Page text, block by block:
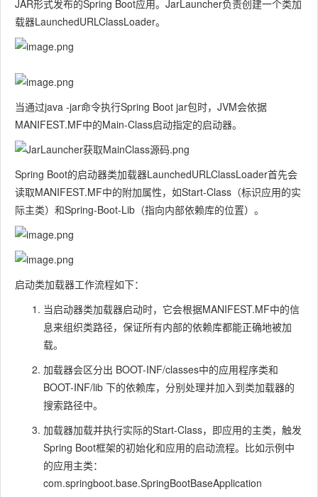
JAR形式发布的Spring Boot应用。 JarLauncher负责创建一个类加
载器LaunchedURLClassLoader。
当通过java -jar命令执行Spring Boot jar包时，JVM会依据
MANIFEST.MF中的Main-Class启动指定的启动器。
Spring Boot的启动器类加载器LaunchedURLClassLoader首先会
读取MANIFEST.MF中的附加属性，如Start-Class （标识应用的实
际主类）和Spring-Boot-Lib （指向内部依赖库的位置）。
启动类加载器工作流程如下：
当启动器类加载器启动时，它会根据MANIFEST.MF中的信
息来组织类路径，保证所有内部的依赖库都能正确地被加
载。
加载器会区分出 BOOT-INF/classes中的应用程序类和
BOOT-INF/lib 下的依赖库，分别处理并加入到类加载器的
搜索路径中。
加载器加载并执行实际的Start-Class，即应用的主类，触发
Spring Boot框架的初始化和应用的启动流程。比如示例中
的应用主类：
com.springboot.base.SpringBootBaseApplication